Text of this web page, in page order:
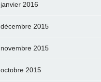
janvier 2016
décembre 2015
novembre 2015
octobre 2015